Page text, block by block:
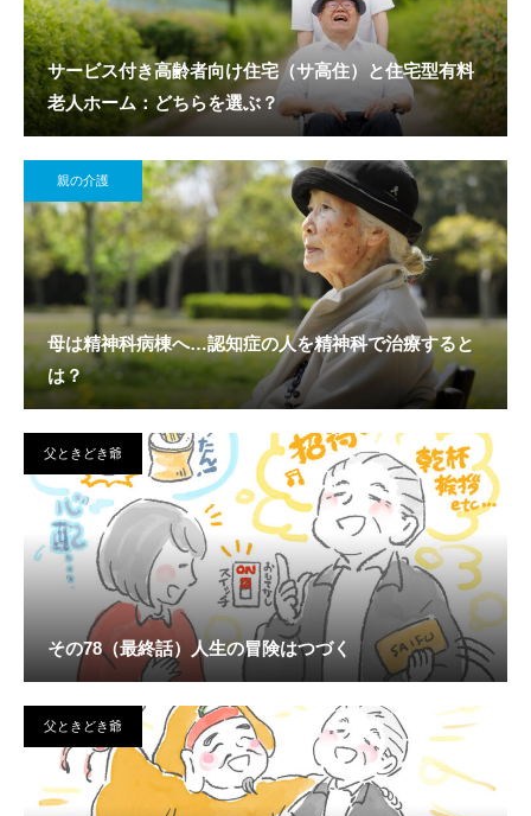
サービス付き高齢者向け住宅（サ高住）と住宅型有料
老人ホーム：どちらを選ぶ？
親の介護
母は精神科病棟へ…認知症の人を精神科で治療すると
は？
父ときどき爺
その78（最終話）人生の冒険はつづく
父ときどき爺